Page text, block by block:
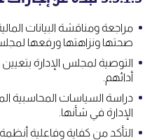
مراجعة ومناقشة البيانات
صحتها ونزاهتها ورفعها لمجلس
التوصية لمجلس الإدارة
أدائهم.
دراسة السياسات المحاسبية
الإدارة في شأنها.
التأكد من كفاية وفاعلية